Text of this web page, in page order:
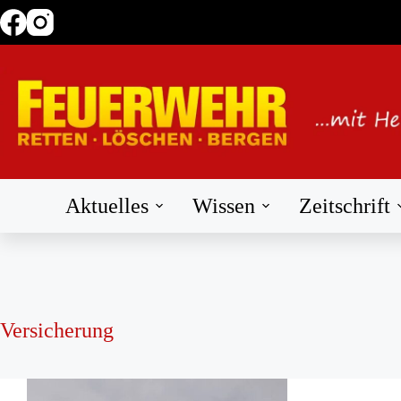
Zum
Inhalt
Aktuelles Wissen Zeitschrift
Versicherung